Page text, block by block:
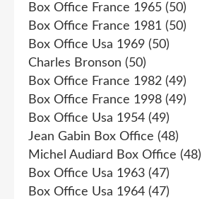
Box Office France 1965 (50)
Box Office France 1981 (50)
Box Office Usa 1969 (50)
Charles Bronson (50)
Box Office France 1982 (49)
Box Office France 1998 (49)
Box Office Usa 1954 (49)
Jean Gabin Box Office (48)
Michel Audiard Box Office (48)
Box Office Usa 1963 (47)
Box Office Usa 1964 (47)